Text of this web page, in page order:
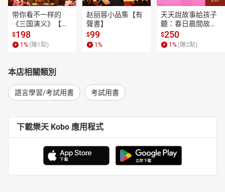
带你看不一样的
《三国演义》【有
聲書】
$198
1 % (賺1 點)
赵丽蓉小品集【有
聲書】
$99
1 %
天天說故事給孩子
聽：春日晨間故事
【有聲書】
$250
1 % (賺2點)
本店相關類別
語言學習/考試用書 考試用書
下載樂天 Kobo 應用程式